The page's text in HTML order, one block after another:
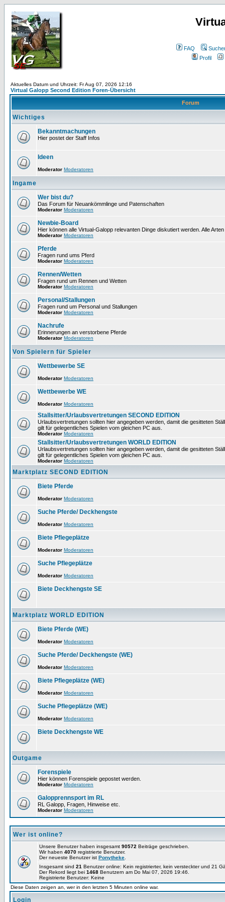
FAQ
Profil
Aktuelles Datum und Uhrzeit: Fr Aug 07, 2026 12:16
Virtual Galopp Second Edition Foren-Übersicht
Forum
Wichtiges
Bekanntmachungen
Hier postet der Staff Infos
Ideen
Moderator Moderatoren
Ingame
Wer bist du?
Das Forum für Neuankömmlinge und Patenschaften
Moderator Moderatoren
Newbie-Board
Hier können alle Virtual-Galopp relevanten Dinge diskutiert werden. Alle
Moderator Moderatoren
Pferde
Fragen rund ums Pferd
Moderator Moderatoren
Rennen/Wetten
Fragen rund um Rennen und Wetten
Moderator Moderatoren
Personal/Stallungen
Fragen rund um Personal und Stallungen
Moderator Moderatoren
Nachrufe
Erinnerungen an verstorbene Pferde
Moderator Moderatoren
Von Spielern für Spieler
Wettbewerbe SE
Moderator Moderatoren
Wettbewerbe WE
Moderator Moderatoren
Stallsitter/Urlaubsvertretungen SECOND EDITION
Urlaubsvertretungen sollten hier angegeben werden, damit die gesitteten
gilt für gelegentliches Spielen vom gleichen PC aus.
Moderator Moderatoren
Stallsitter/Urlaubsvertretungen WORLD EDITION
Urlaubsvertretungen sollten hier angegeben werden, damit die gesitteten
gilt für gelegentliches Spielen vom gleichen PC aus.
Moderator Moderatoren
Marktplatz SECOND EDITION
Biete Pferde
Moderator Moderatoren
Suche Pferde/ Deckhengste
Moderator Moderatoren
Biete Pflegeplätze
Moderator Moderatoren
Suche Pflegeplätze
Moderator Moderatoren
Biete Deckhengste SE
Marktplatz WORLD EDITION
Biete Pferde (WE)
Moderator Moderatoren
Suche Pferde/ Deckhengste (WE)
Moderator Moderatoren
Biete Pflegeplätze (WE)
Moderator Moderatoren
Suche Pflegeplätze (WE)
Moderator Moderatoren
Biete Deckhengste WE
Outgame
Forenspiele
Hier können Forenspiele gepostet werden.
Moderator Moderatoren
Galopprennsport im RL
RL Galopp, Fragen, Hinweise etc.
Moderator Moderatoren
Wer ist online?
Unsere Benutzer haben insgesamt 90572 Beiträge geschrieben.
Wir haben 4070 registrierte Benutzer.
Der neueste Benutzer ist Ponytheke
Insgesamt sind 21 Benutzer online: Kein registrierter, kein versteckter und 21
Der Rekord liegt bei 1468 Benutzern am Do Mai 07, 2026 19:46.
Registrierte Benutzer: Keine
Diese Daten zeigen an, wer in den letzten 5 Minuten online war.
Login